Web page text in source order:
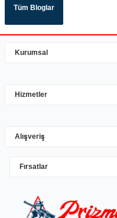
Tüm Bloglar
Kurumsal
Hizmetler
Alışveriş
Fırsatlar